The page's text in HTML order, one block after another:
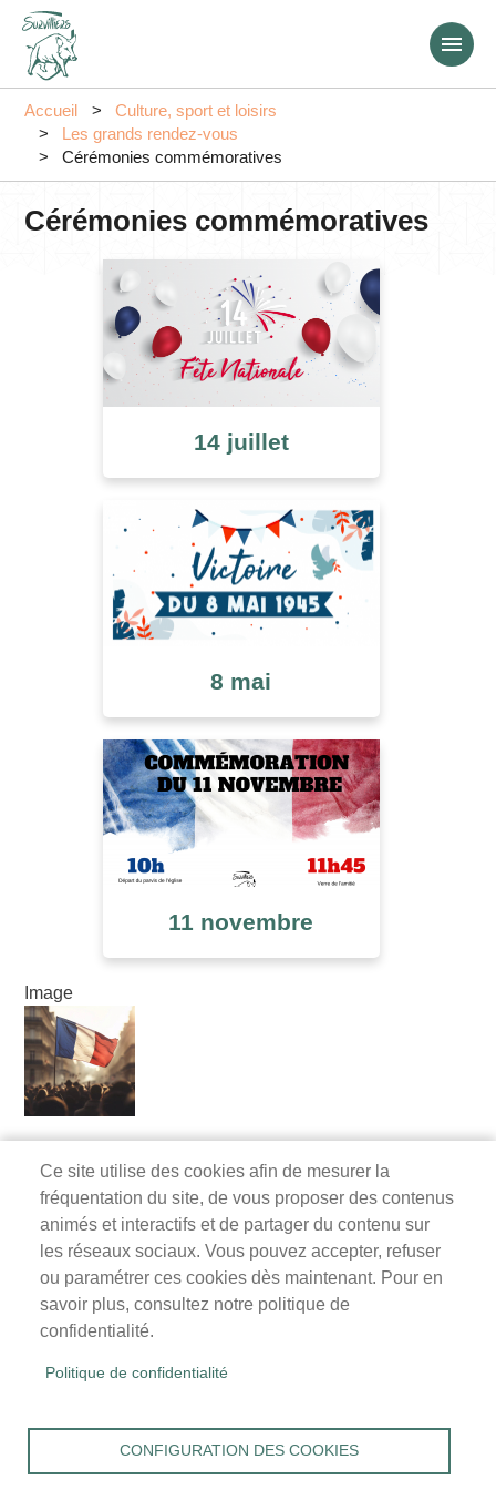
Accueil
Culture, sport et loisirs
Les grands rendez-vous
Cérémonies commémoratives
Cérémonies commémoratives
14 juillet
8 mai
11 novembre
Image
Ce site utilise des cookies afin de mesurer la
fréquentation du site, de vous proposer des contenus
animés et interactifs et de partager du contenu sur
les réseaux sociaux. Vous pouvez accepter, refuser
ou paramétrer ces cookies dès maintenant. Pour en
savoir plus, consultez notre politique de
confidentialité.
Politique de confidentialité
CONFIGURATION DES COOKIES
Mairie de Survilliers
3 rue de la Liberté
95470 Survilliers
Tél. 01 34 68 26 00
mercredi, samedi : 9h-12h
Menu
Accueil
Mentions légales